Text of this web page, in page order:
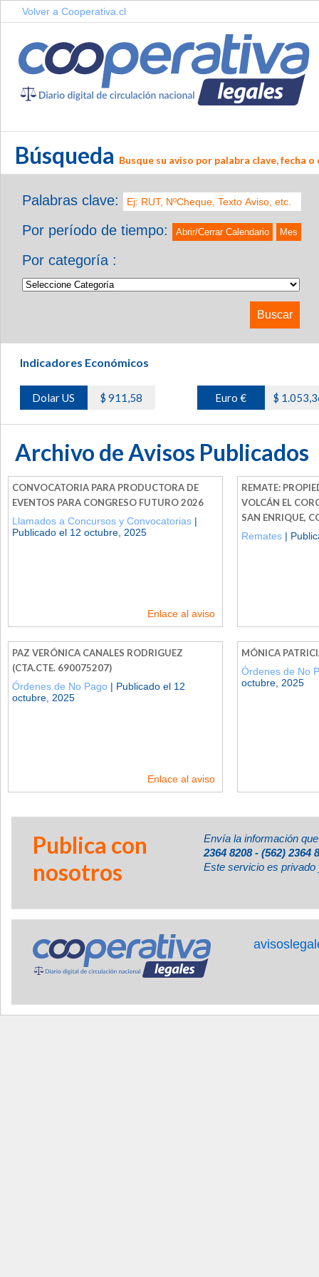
Volver a Cooperativa.cl
Búsqueda Busque su aviso por palabra clave, fecha
Palabras clave:
Por período de tiempo:
Abrir/Cerrar Calendario Mes
Por categoría :
Indicadores Económicos
Dolar US $ 911,58 Euro € $
Archivo de Avisos Publicados
CONVOCATORIA PARA PRODUCTORA DE
EVENTOS PARA CONGRESO FUTURO 2026
Llamados a Concursos y Convocatorias |
Publicado el 12 octubre, 2025
Enlace al aviso
REMATE:
VOLCÁN EL
SAN ENRIQUE,
Remates |
PAZ VERÓNICA CANALES RODRIGUEZ
(CTA.CTE. 690075207)
Órdenes de No Pago | Publicado el 12
octubre, 2025
Enlace al aviso
MÓNICA
Órdenes de No
octubre, 2025
Publica con
nosotros
Envía la información
2364 8208 - (562) 2364
Este servicio es privado